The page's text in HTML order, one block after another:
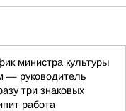
министра культуры
— руководитель
три знаковых
работа